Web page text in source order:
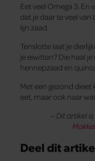
Eet veel Omega 3. En
dat je daar te veel
lijn zaad.
Tenslotte laat je
je eiwitten? Die haal
hennepzaad en
Met een gezond dieet
eet, maar ook naar
– Dit artikel
Deel dit